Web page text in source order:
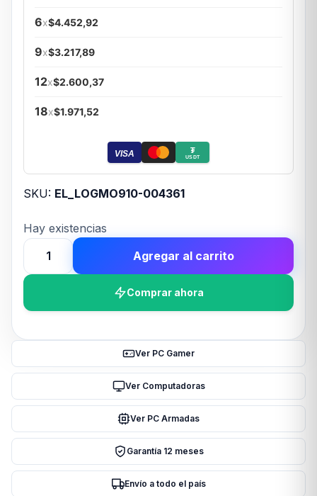
6x$4.452,92
9x$3.217,89
12x$2.600,37
18x$1.971,52
VISA ₮
USDT
SKU: EL_LOGMO910-004361
Hay existencias
Mouse
Inalámbrico
Agregar al carrito
Comprar ahora
Ver PC Gamer
Ver Computadoras
Ver PC Armadas
Garantía 12 meses
Envío a todo el país